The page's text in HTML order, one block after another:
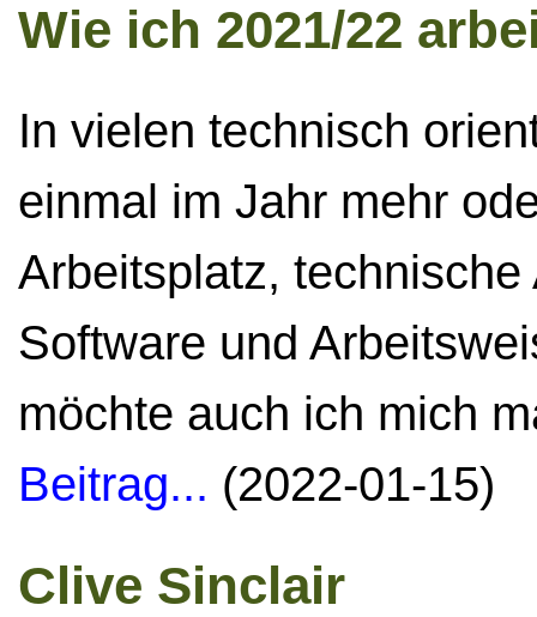
Wie ich 2021/22
In vielen technisch
einmal im Jahr mehr
Arbeitsplatz,
Software und
möchte auch ich mich
Beitrag... (2022-01-15)
Clive Sinclair